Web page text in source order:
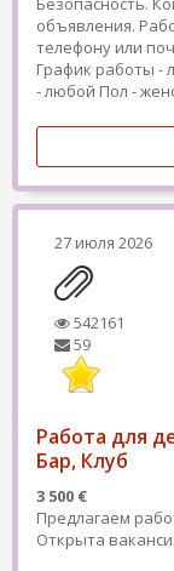
объявления.
телефону или
График работы -
- любой Пол -
27 июля 2026
542161
59
Работа для
Бар, Клуб
3 500 €
Предлагаем
Открыта